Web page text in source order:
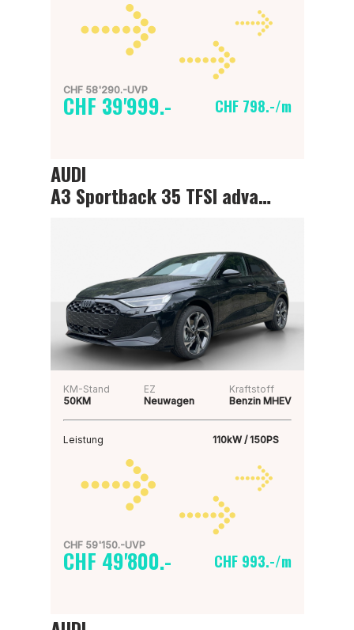
CHF 58'290.-UVP
CHF 39'999.- CHF 798.-/m
AUDI
A3 Sportback 35 TFSI advanced Attraction
KM-Stand
50KM
EZ
Neuwagen
Kraftstoff
Benzin MHEV
Leistung 110kW / 150PS
CHF 59'150.-UVP
CHF 49'800.- CHF 993.-/m